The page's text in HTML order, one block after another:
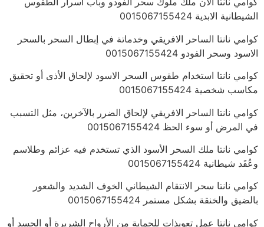
الشيطانية الابدية 0015067155424
كوامي نانتا الساحر الافريقي وخدماتة في إبطال السحر بالسحر
الاسود وسحر الفودو 0015067155424
كوامي نانتا استخدام طقوس السحر الاسود لإلحاق الأذى أو تحقيق
مكاسب شخصية 0015067155424
كوامي نانتا الساحر الافريقي لإلحاق الضرر بالآخرين، مثل التسبب
في المرض أو سوء الحظ 0015067155424
كوامي نانتا ملك السحر الأسود الذي تستخدم فيه عزائم وطلاسم
وعُقَد شيطانية 0015067155424
كوامي نانتا سحر الانتقام الشيطاني الخوف الشديد والشعور
بالضيق والخنقة بشكل مستمر 0015067155424
كوامي نانتا عمل تعويذات للحماية من الأرواح الشريرة أو الحسد أو